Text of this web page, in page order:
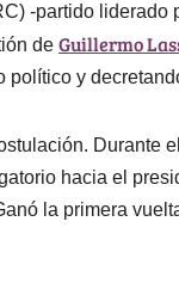
-partido liderado
de Guillermo
político y
Durante
hacia el
la primera